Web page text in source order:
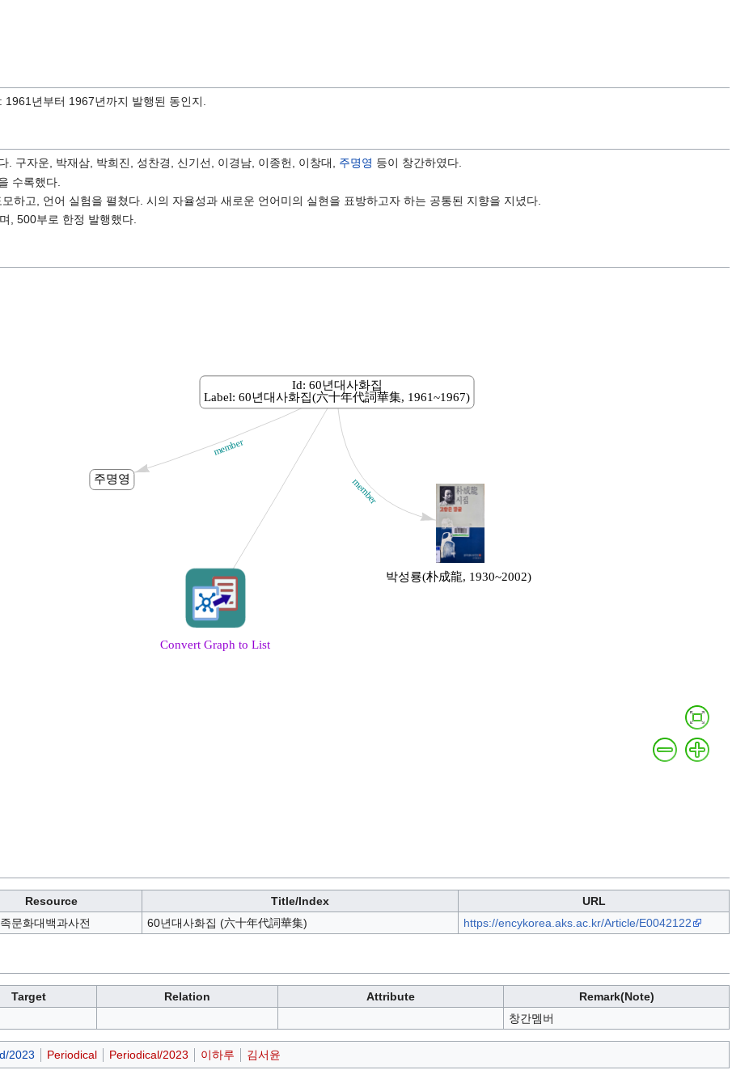
1961년부터 1967년까지 발행된 동인지.
. 구자운, 박재삼, 박희진, 성찬경, 신기선, 이경남, 이종헌, 이창대, 주명영 등이 창간하였다.
수록했다.
하고, 언어 실험을 펼쳤다. 시의 자율성과 새로운 언어미의 실현을 표방하고자 하는 공통된 지향을 지녔다.
, 500부로 한정 발행했다.
Resource Title/Index
URL
문화대백과사전 60년대사화집 (六十年代詞華集) https://encykorea.aks.ac.kr/Article/E0042122
Target Relation Attribute
Remark(Note)
창간멤버
2023 Periodical Periodical/2023 이하루 김서윤